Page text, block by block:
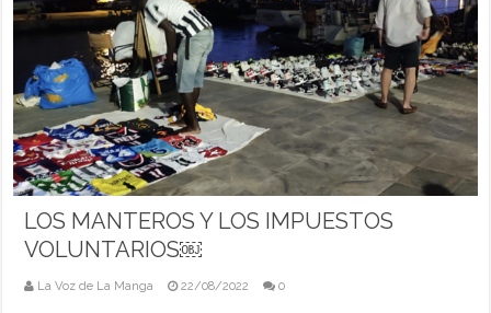
LOS MANTEROS Y LOS IMPUESTOS
VOLUNTARIOS￼
La Voz de La Manga 22/08/2022 0